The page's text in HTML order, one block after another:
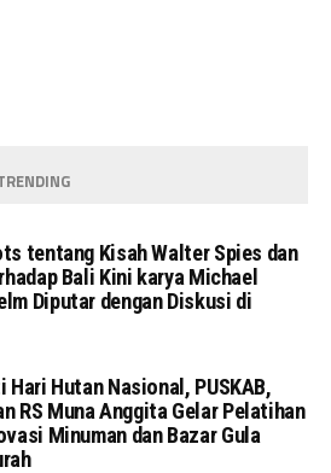
tentang Kisah Walter Spies dan
Bali Kini karya Michael
Diputar dengan Diskusi di
Hari Hutan Nasional, PUSKAB,
RS Muna Anggita Gelar Pelatihan
Minuman dan Bazar Gula